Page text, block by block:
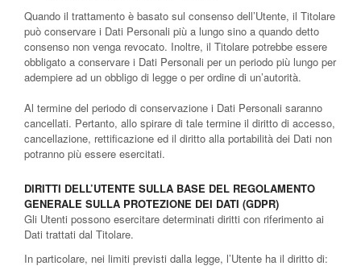
Quando il trattamento è basato sul consenso dell’Utente, il Titolare
può conservare i Dati Personali più a lungo sino a quando detto
consenso non venga revocato. Inoltre, il Titolare potrebbe essere
obbligato a conservare i Dati Personali per un periodo più lungo per
adempiere ad un obbligo di legge o per ordine di un’autorità.
Al termine del periodo di conservazione i Dati Personali saranno
cancellati. Pertanto, allo spirare di tale termine il diritto di accesso,
cancellazione, rettificazione ed il diritto alla portabilità dei Dati non
potranno più essere esercitati.
DIRITTI DELL’UTENTE SULLA BASE DEL REGOLAMENTO
GENERALE SULLA PROTEZIONE DEI DATI (GDPR)
Gli Utenti possono esercitare determinati diritti con riferimento ai
Dati trattati dal Titolare.
In particolare, nei limiti previsti dalla legge, l’Utente ha il diritto di: